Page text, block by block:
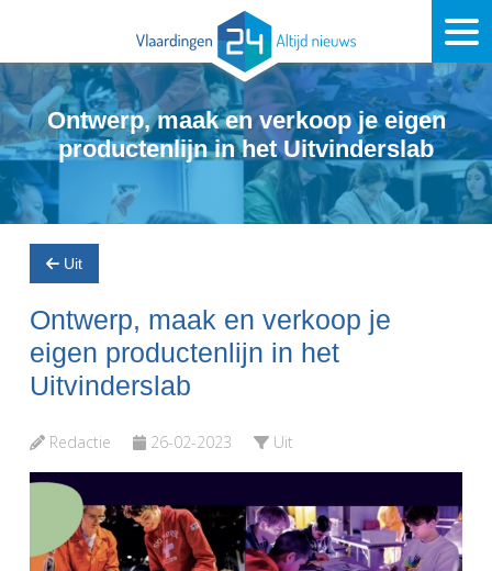
Ontwerp, maak en verkoop je eigen
productenlijn in het Uitvinderslab
Uit
Ontwerp, maak en verkoop je
eigen productenlijn in het
Uitvinderslab
Redactie 26-02-2023 Uit